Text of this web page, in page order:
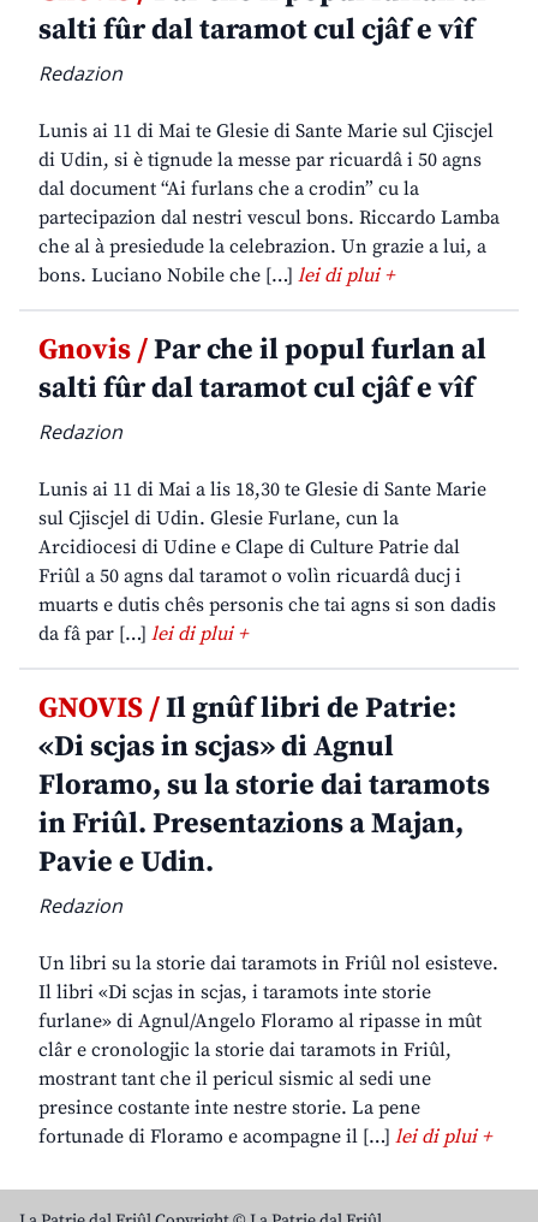
salti fûr dal taramot cul cjâf e vîf
Redazion
Lunis ai 11 di Mai te Glesie di Sante Marie sul Cjiscjel
di Udin, si è tignude la messe par ricuardâ i 50 agns
dal document “Ai furlans che a crodin” cu la
partecipazion dal nestri vescul bons. Riccardo Lamba
che al à presiedude la celebrazion. Un grazie a lui, a
bons. Luciano Nobile che […] lei di plui +
Gnovis /Par che il popul furlan al
salti fûr dal taramot cul cjâf e vîf
Redazion
Lunis ai 11 di Mai a lis 18,30 te Glesie di Sante Marie
sul Cjiscjel di Udin. Glesie Furlane, cun la
Arcidiocesi di Udine e Clape di Culture Patrie dal
Friûl a 50 agns dal taramot o volìn ricuardâ ducj i
muarts e dutis chês personis che tai agns si son dadis
da fâ par […] lei di plui +
GNOVIS /Il gnûf libri de Patrie:
«Di scjas in scjas» di Agnul
Floramo, su la storie dai taramots
in Friûl. Presentazions a Majan,
Pavie e Udin.
Redazion
Un libri su la storie dai taramots in Friûl nol esisteve.
Il libri «Di scjas in scjas, i taramots inte storie
furlane» di Agnul/Angelo Floramo al ripasse in mût
clâr e cronologjic la storie dai taramots in Friûl,
mostrant tant che il pericul sismic al sedi une
presince costante inte nestre storie. La pene
fortunade di Floramo e acompagne il […] lei di plui +